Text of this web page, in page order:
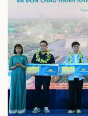
Văn hóa
Sân khấu - Điện ảnh
Văn học
Âm nhạc
Di sản